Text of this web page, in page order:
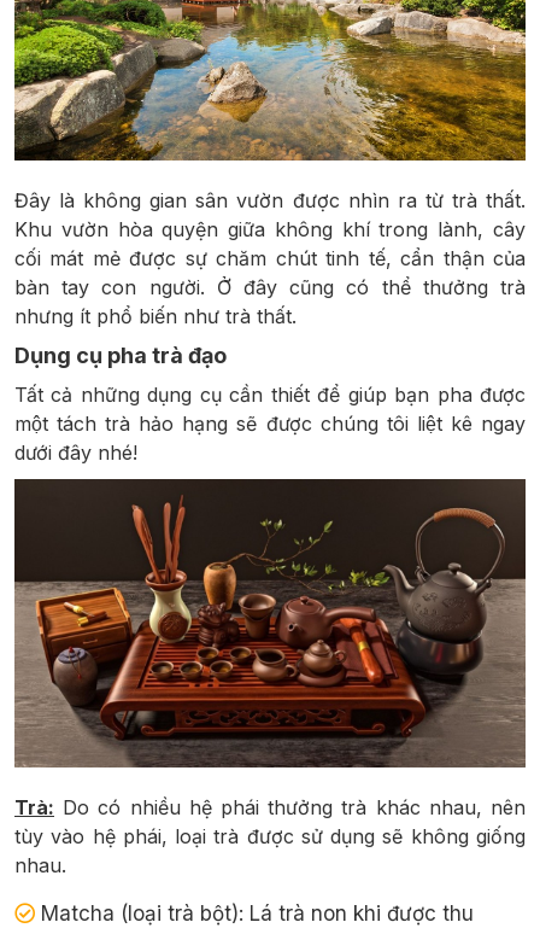
Đây là không gian sân vườn được nhìn ra từ trà thất.
Khu vườn hòa quyện giữa không khí trong lành, cây
cối mát mẻ được sự chăm chút tinh tế, cẩn thận của
bàn tay con người. Ở đây cũng có thể thưởng trà
nhưng ít phổ biến như trà thất.
Dụng cụ pha trà đạo
Tất cả những dụng cụ cần thiết để giúp bạn pha được
một tách trà hảo hạng sẽ được chúng tôi liệt kê ngay
dưới đây nhé!
Trà: Do có nhiều hệ phái thưởng trà khác nhau, nên
tùy vào hệ phái, loại trà được sử dụng sẽ không giống
nhau.
Matcha (loại trà bột): Lá trà non khi được thu